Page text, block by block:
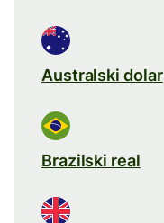
Australski dolar
Brazilski real